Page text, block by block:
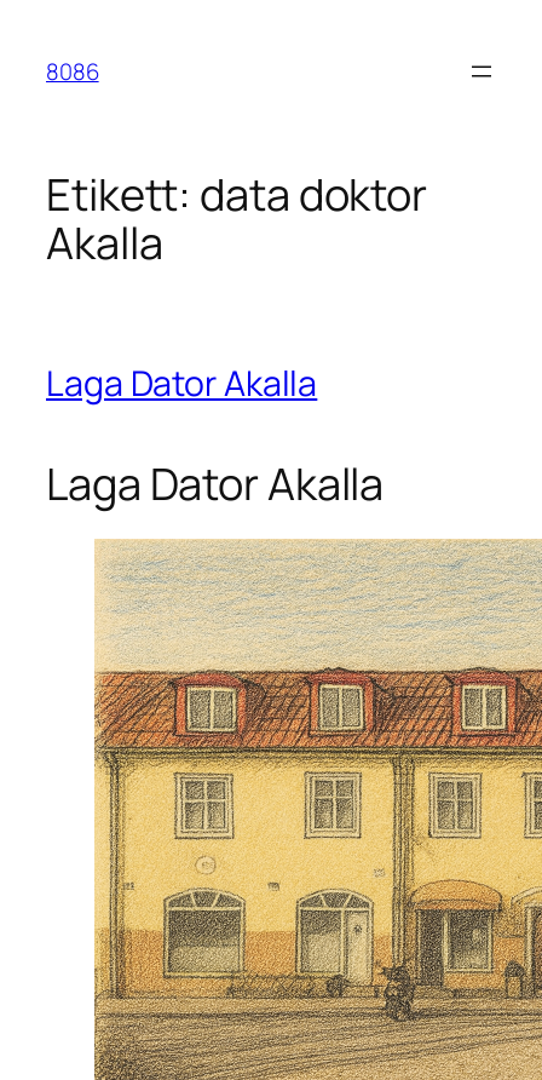
innehåll
8086
Etikett: data doktor
Akalla
Laga Dator Akalla
Laga Dator Akalla